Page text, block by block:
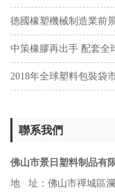
德國橡塑機械制造業前
中策橡膠再出手 配套全
2018年全球塑料包裝袋
聯系我們
佛山市景日塑料制品有
地 址：佛山市禪城區